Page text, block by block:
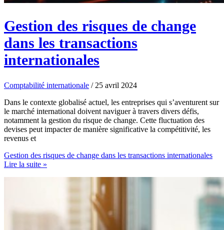
Gestion des risques de change
dans les transactions
internationales
Comptabilité internationale / 25 avril 2024
Dans le contexte globalisé actuel, les entreprises qui s’aventurent sur
le marché international doivent naviguer à travers divers défis,
notamment la gestion du risque de change. Cette fluctuation des
devises peut impacter de manière significative la compétitivité, les
revenus et
Gestion des risques de change dans les transactions internationales
Lire la suite »